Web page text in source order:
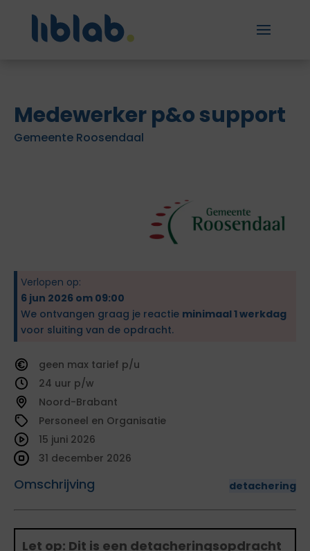
Medewerker p&o support
Gemeente Roosendaal
Verlopen op:
6 jun 2026 om 09:00
We ontvangen graag je reactie minimaal 1 werkdag
voor sluiting van de opdracht.
geen
tarief
24
Noord-Brabant
Personeel en Organisatie
Omschrijving detachering
15 juni 2026
31 december 2026
Let op: Dit is een detacheringsopdracht